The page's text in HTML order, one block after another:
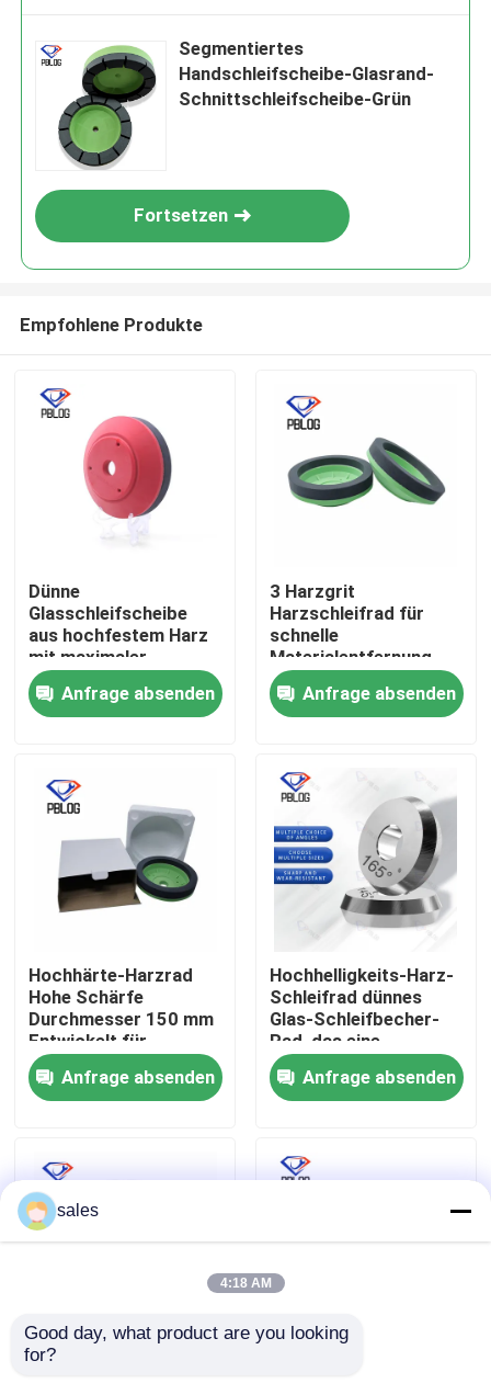
Über uns
Fabrik Tour
Qualitätskontrolle
Kontakt
Nachrichten
Referenzen
Segmentiertes
Handschleifscheibe-Glasrand-
Schnittschleifscheibe-Grün
Fortsetzen
Empfohlene Produkte
Dünne
Glasschleifscheibe
aus hochfestem Harz
mit maximaler
Drehzahl unter 2800
U/min, optimiert für
Stabilität und
Anfrage absenden
3 Harzgrit
Harzschleifrad für
schnelle
Materialentfernung
und glatte
Oberflächenveredelung
in der
optimiert
Anfrage absenden
Hochhärte-Harzrad
Hohe Schärfe
Durchmesser 150 mm
Entwickelt für
dauerhafte Leistung
beim Schneiden und
Schleifen
Anfrage absenden
Hochhelligkeits-Harz-
Schleifrad dünnes
Glas-Schleifbecher-
Rad, das eine
ausgezeichnete
Haltbarkeit und
Schleifleistung bietet
Anfrage absenden
Schleifrad
sales
4:18 AM
Good day, what product are you looking
for?